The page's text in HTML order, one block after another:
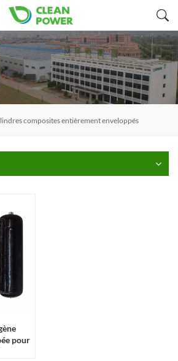
composites entièrement enveloppés
pour